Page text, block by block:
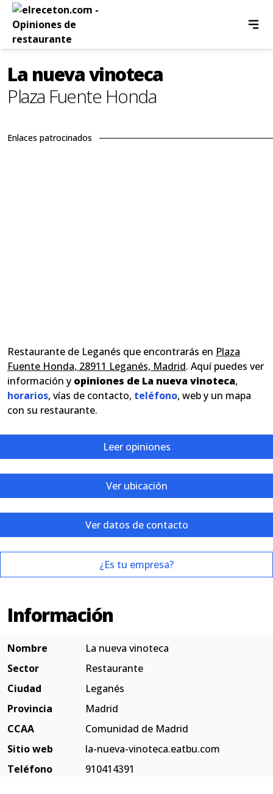
La nueva vinoteca
Plaza Fuente Honda
Enlaces patrocinados
Restaurante de Leganés que encontrarás en Plaza
Fuente Honda, 28911 Leganés, Madrid. Aquí puedes ver
información y opiniones de La nueva vinoteca,
horarios, vías de contacto, teléfono, web y un mapa
con su restaurante.
Leer opiniones
Ver ubicación
Ver datos de contacto
¿Es tu empresa?
Información
Nombre
La nueva vinoteca
Sector
Restaurante
Ciudad
Leganés
Provincia
Madrid
CCAA
Comunidad de Madrid
Sitio web
la-nueva-vinoteca.eatbu.com
Teléfono
910414391